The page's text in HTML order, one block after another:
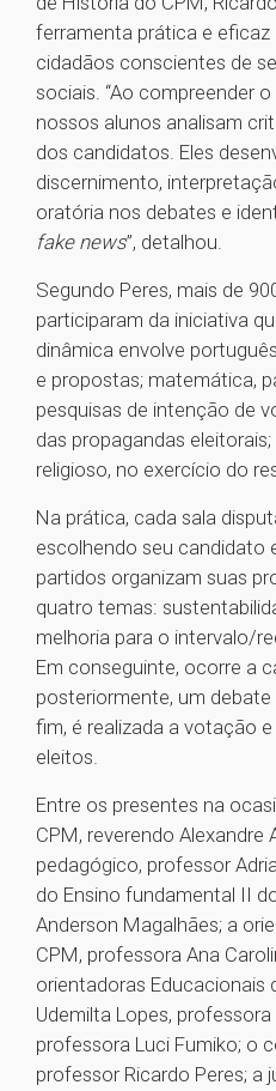
ferramenta prática e
cidadãos conscientes de
sociais. “Ao compreender
nossos alunos analisam
dos candidatos. Eles
discernimento,
oratória nos debates e
fake news”, detalhou.
Segundo Peres, mais de
participaram da iniciativa
dinâmica envolve
e propostas; matemática,
pesquisas de intenção de
das propagandas
religioso, no exercício do
Na prática, cada sala
escolhendo seu candidato
partidos organizam suas
quatro temas:
melhoria para o intervalo/
Em conseguinte, ocorre a
posteriormente, um
fim, é realizada a votação
eleitos.
Entre os presentes na
CPM, reverendo Alexandre
pedagógico, professor
do Ensino fundamental II
Anderson Magalhães; a
CPM, professora Ana
orientadoras Educacionais
Udemilta Lopes,
professora Luci Fumiko; o
professor Ricardo Peres; a